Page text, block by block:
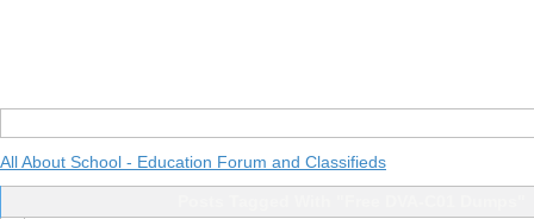
All About School - Education Forum and Classifieds